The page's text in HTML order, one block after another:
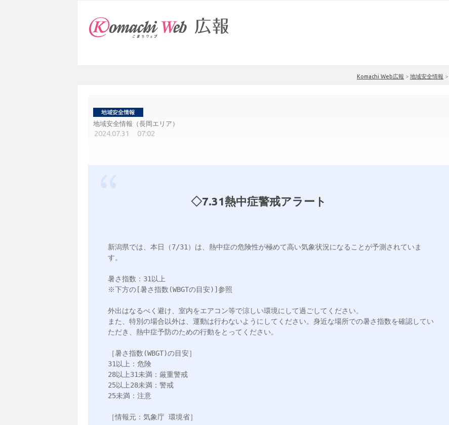
Komachi Web広報 > 地域安全情報 >
地域安全情報（長岡エリア）
2024.07.31 07:02
◇7.31熱中症警戒アラート
新潟県では、本日（7/31）は、熱中症の危険性が極めて高い気象状況になることが予測されていま
す。
暑さ指数：31以上
※下方の[暑さ指数(WBGTの目安)]参照
外出はなるべく避け、室内をエアコン等で涼しい環境にして過ごしてください。
また、特別の場合以外は、運動は行わないようにしてください。身近な場所での暑さ指数を確認してい
ただき、熱中症予防のための行動をとってください。
［暑さ指数(WBGT)の目安］
31以上：危険
28以上31未満：厳重警戒
25以上28未満：警戒
25未満：注意
［情報元：気象庁 環境省］